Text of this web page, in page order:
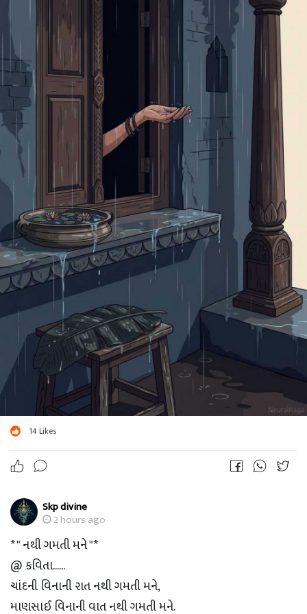
જે કહેવું હોય તે મારા મોઢા પર કહો,
સંબંધોમા ઝેર ની સોગાત નથી ગમતી મને.
" ભાવના " કંઈ નવુ શીખવાનું ના મળે તો,
એવા લોકોની મુલાકાત નથી ગમતી મને..........
14Likes
Skp divine
2 hours ago
* " નથી ગમતી મને "*
@ કવિતા......
ચાંદની વિનાની રાત નથી ગમતી મને,
માણસાઈ વિનાની વાત નથી ગમતી મને.